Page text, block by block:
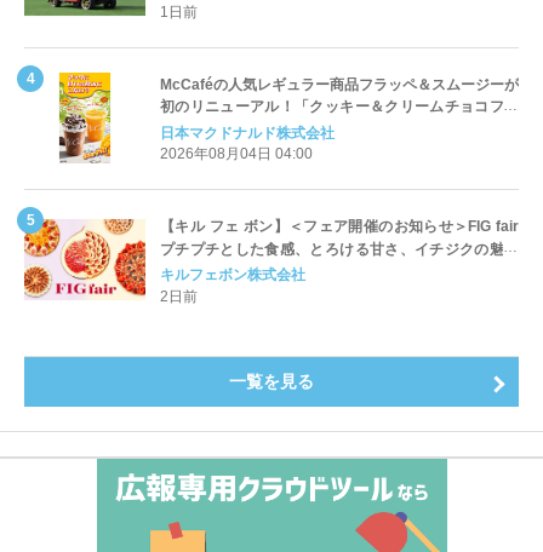
1日前
McCaféの人気レギュラー商品フラッペ＆スムージーが
初のリニューアル！「クッキー＆クリームチョコフラ
ッペ」「マンゴースムージー」8月5日（水）から販売
開始
日本マクドナルド株式会社
2026年08月04日 04:00
【キル フェ ボン】＜フェア開催のお知らせ＞FIG fair
プチプチとした食感、とろける甘さ、イチジクの魅力
をたっぷりと。新作を含め、イチジク尽くしの全4種が
登場8月20日（木）スタート
キルフェボン株式会社
2日前
一覧を見る